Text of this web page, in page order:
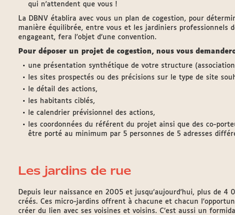
qui n’attendent que vous !
La DBNV établira avec vous un plan de cogestion, pour
manière équilibrée, entre vous et les jardiniers professionnels
engageant, fera l’objet d’une convention.
Pour déposer un projet de cogestion, nous vous
une présentation synthétique de votre structure
les sites prospectés ou des précisions sur le type de site
le détail des actions,
les habitants ciblés,
le calendrier prévisionnel des actions,
les coordonnées du référent du projet ainsi que des co-
être porté au minimum par 5 personnes de 5 adresses
Les jardins de rue
Depuis leur naissance en 2005 et jusqu'aujourd’hui, plus de
créés. Ces micro-jardins offrent à chacune et chacun
créer du lien avec ses voisines et voisins. C’est aussi un